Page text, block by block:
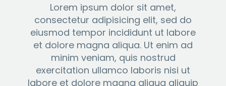
Lorem ipsum dolor sit amet,
consectetur adipisicing elit, sed do
eiusmod tempor incididunt ut labore
et dolore magna aliqua. Ut enim ad
minim veniam, quis nostrud
exercitation ullamco laboris nisi ut
labore et dolore magna aliqua aliquip